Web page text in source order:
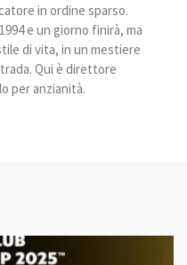
in ordine sparso.
e un giorno finirà, ma
di vita, in un mestiere
Qui è direttore
per anzianità.